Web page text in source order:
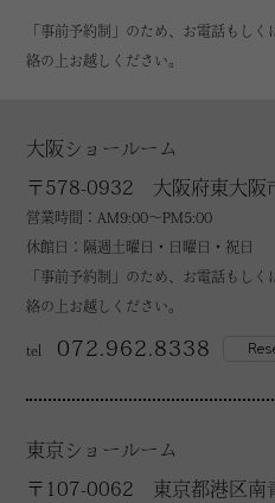
「事前予約制」のため、お電話もし
絡の上お越しください。
大阪ショールーム
〒578-0932 大阪府東大阪
営業時間：AM9:00～PM5:00
休館日：隔週土曜日・日曜日・祝日
「事前予約制」のため、お電話もし
絡の上お越しください。
tel 072.962.8338
東京ショールーム
〒107-0062 東京都港区